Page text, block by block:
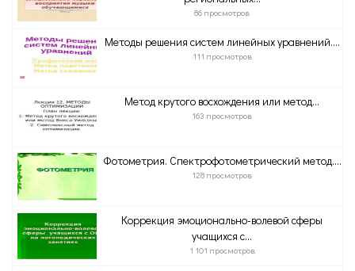
86 просмотров
Методы решения систем линейных уравнений....
111 просмотров
Метод крутого восхождения или метод...
163 просмотров
Фотометрия. Спектрофотометрический метод....
128 просмотров
Коррекция эмоционально-волевой сферы
учащихся c...
1 101 просмотров